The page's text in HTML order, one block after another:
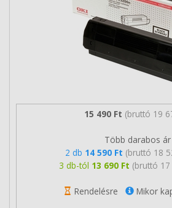
15 490 Ft (bruttó 19
Több darabos ár
2 db 14 590 Ft (bruttó 18
3 db-tól 13 690 Ft (bruttó
Rendelésre Mikor